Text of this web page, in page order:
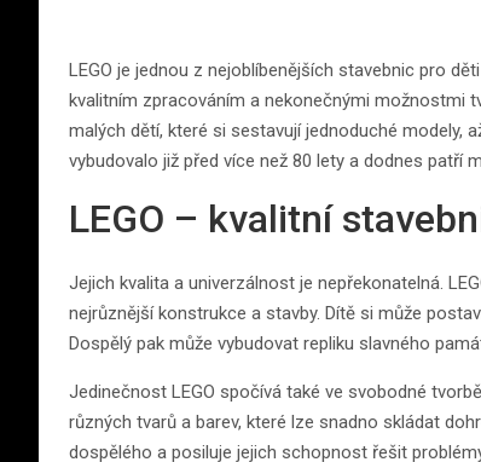
LEGO je jednou z nejoblíbenějších stavebnic pro
kvalitním zpracováním a nekonečnými možnostmi
malých dětí, které si sestavují jednoduché modely,
vybudovalo již před více než 80 lety a dodnes patří
LEGO – kvalitní
Jejich kvalita a univerzálnost je nepřekonatelná.
nejrůznější konstrukce a stavby. Dítě si může
Dospělý pak může vybudovat repliku slavného
Jedinečnost LEGO spočívá také ve svobodné
různých tvarů a barev, které lze snadno skládat
dospělého a posiluje jejich schopnost řešit